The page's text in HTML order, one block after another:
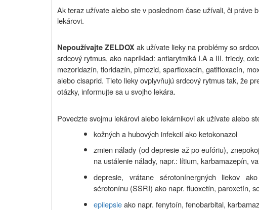
Ak teraz užívate alebo ste v poslednom čase užívali, či práve
lekárovi.
Nepoužívajte ZELDOXak užívate lieky na problémy so
srdcový rytmus, ako napríklad: antiarytmiká I.A a III. triedy,
mezoridazín, tioridazín, pimozid, sparfloxacín, gatifloxacín,
alebo cisaprid. Tieto lieky ovplyvňujú srdcový rytmus tak, že
otázky, informujte sa u svojho lekára.
Povedzte svojmu lekárovi alebo lekárnikovi ak užívate alebo
kožných a hubových infekcií ako ketokonazol
zmien nálady (od depresie až po eufóriu),
na ustálenie nálady, napr.: lítium, karbamazepín,
depresie, vrátane sérotonínergných liekov
sérotonínu (SSRI) ako napr. fluoxetín, paroxetín,
epilepsieako napr. fenytoín, fenobarbital,